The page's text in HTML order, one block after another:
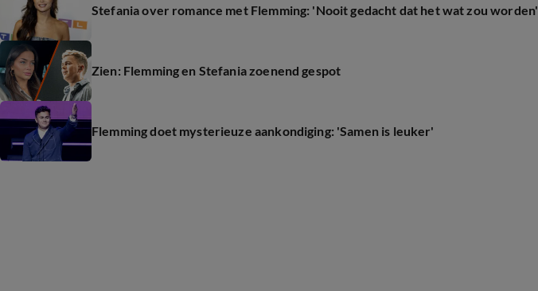
Stefania over romance met Flemming: 'Nooit gedacht dat het wat zou worden'
Zien: Flemming en Stefania zoenend gespot
Flemming doet mysterieuze aankondiging: 'Samen is leuker'